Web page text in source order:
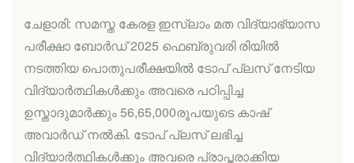
ചേളാരി: സമസ്ത കേരള ഇസ്ലാം മത വിദ്യാഭ്യാസ
പരീക്ഷാ ബോര്‍ഡ് 2025 ഫെബ്രുവരി രിയില്‍
നടത്തിയ പൊതുപരീക്ഷയില്‍ ടോപ് പ്ലസ് നേടിയ
വിദ്യാര്‍ത്ഥികള്‍ക്കും അവരെ പഠിപ്പിച്ച
ഉസ്താദുമാര്‍ക്കും 56,65,000രൂപയുടെ കാഷ്
അവാര്‍ഡ് നല്‍കി. ടോപ് പ്ലസ് ലഭിച്ച
വിദ്യാര്‍ത്ഥികള്‍ക്കും അവരെ പ്രാപ്തരാക്കിയ